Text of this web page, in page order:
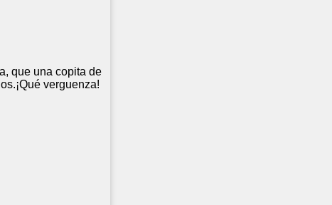
que una copita de
verguenza!